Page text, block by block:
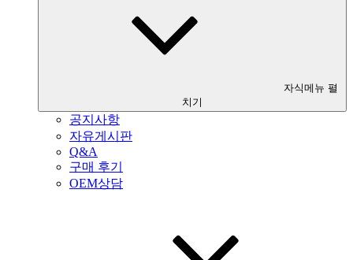
자식메뉴 펼
치기
공지사항
자유게시판
Q&A
구매 후기
OEM상담